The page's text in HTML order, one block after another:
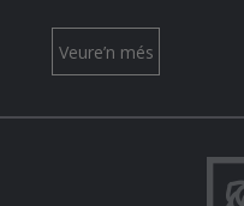
Veure’n més